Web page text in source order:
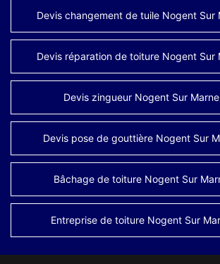
Devis changement de tuile Nogent Sur
Devis réparation de toiture Nogent Sur
Devis zingueur Nogent Sur
Devis pose de gouttière Nogent Sur
Bâchage de toiture Nogent Sur
Entreprise de toiture Nogent Sur